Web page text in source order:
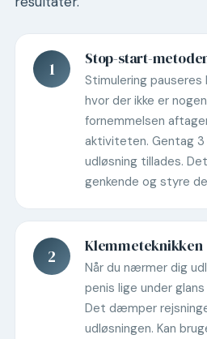
1 Stop-start-
Stimulering
hvor der ikke er
fornemmelsen
aktiviteten. Gentag
udløsning tillades.
genkende og styre
2 Klemmeteknikken
Når du nærmer dig
penis lige under
Det dæmper
udløsningen. Kan